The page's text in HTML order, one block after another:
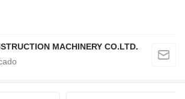
MACHINERY CO.LTD.